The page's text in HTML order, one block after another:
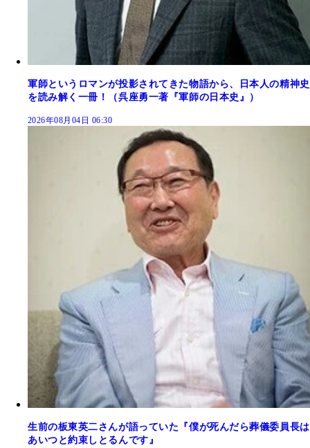
軍師というロマンが投影されてきた物語から、日本人の精神史
を読み解く一冊！（呉座勇一著『軍師の日本史』）
2026年08月04日 06:30
生前の板東英二さんが語っていた『僕が死んだら葬儀委員長は
あいつと約束しとるんです』